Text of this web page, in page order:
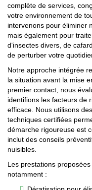
complète de services,
votre environnement de
intervenons pour éliminer
mais également pour
d'insectes divers, de
de perturber votre
Notre approche intégrée
la situation avant la mise
premier contact, nous
identifions les facteurs de
efficace. Nous utilisons
techniques certifiées
démarche rigoureuse est
inclut des conseils
nuisibles.
Les prestations
notamment :